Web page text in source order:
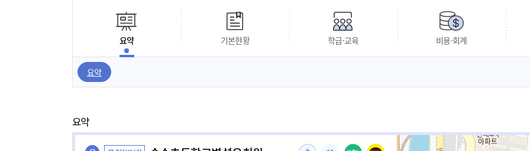
요약 기본현황 학급·교육 비용·회계
요약
요약